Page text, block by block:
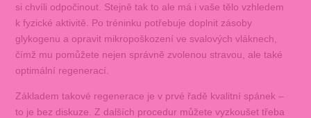
si chvíli odpočinout. Stejně tak to ale má i vaše tělo vzhledem
k fyzické aktivitě. Po tréninku potřebuje doplnit zásoby
glykogenu a opravit mikropoškození ve svalových vláknech,
čímž mu pomůžete nejen správně zvolenou stravou, ale také
optimální regenerací.
Základem takové regenerace je v prvé řadě kvalitní spánek –
to je bez diskuze. Z dalších procedur můžete vyzkoušet třeba